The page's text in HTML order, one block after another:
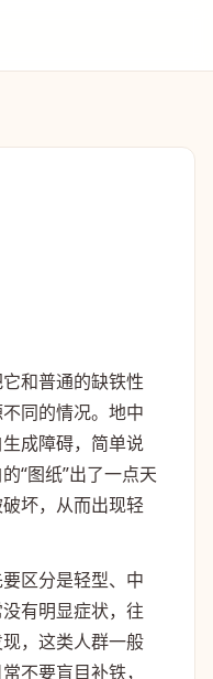
和普通的缺铁性
同的情况。地中
成障碍，简单说
“图纸”出了一点天
坏，从而出现轻
区分是轻型、中
有明显症状，往
，这类人群一般
不要盲目补铁，